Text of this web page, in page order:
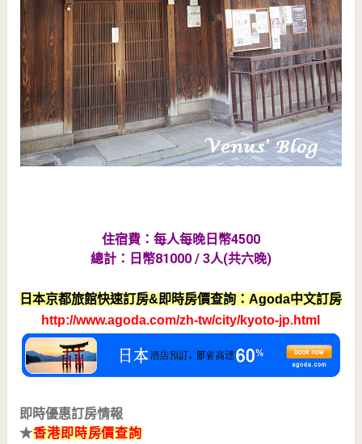
住宿費：每人每晚日幣4500
總計：日幣81000 / 3人(共六晚)
日本京都旅館快速訂房&即時房價查詢：Agoda中文訂房
http://www.agoda.com/zh-tw/city/kyoto-jp.html
即時優惠訂房情報
★香港即時房價查詢